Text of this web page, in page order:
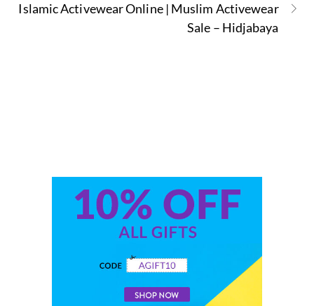
Islamic Activewear Online | Muslim Activewear
Sale – Hidjabaya